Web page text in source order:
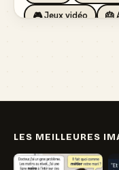
🎮 Jeux vidéo
🎂
LES MEILLEURES